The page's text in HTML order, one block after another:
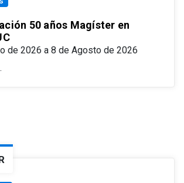
50 años Magíster en
de 2026 a 8 de Agosto de 2026